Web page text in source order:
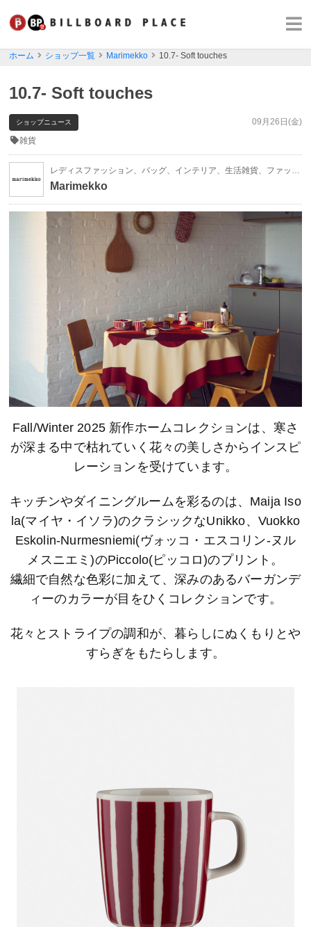
ホーム ショップ一覧 Marimekko 10.7- Soft touches
10.7- Soft touches
09月26日(金)
ショップニュース
雑貨
レディスファッション、バッグ、インテリア、生活雑貨、ファッション雑貨
Marimekko
Fall/Winter 2025 新作ホームコレクションは、寒さ
が深まる中で枯れていく花々の美しさからインスピ
レーションを受けています。
キッチンやダイニングルームを彩るのは、Maija Iso
la(マイヤ・イソラ)のクラシックなUnikko、Vuokko
Eskolin-Nurmesniemi(ヴォッコ・エスコリン-ヌル
メスニエミ)のPiccolo(ピッコロ)のプリント。
繊細で自然な色彩に加えて、深みのあるバーガンデ
ィーのカラーが目をひくコレクションです。
花々とストライプの調和が、暮らしにぬくもりとや
すらぎをもたらします。